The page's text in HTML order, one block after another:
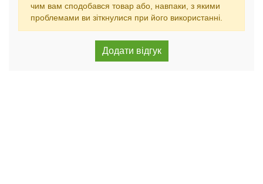
чим вам сподобався товар або, навпаки, з якими
проблемами ви зіткнулися при його використанні.